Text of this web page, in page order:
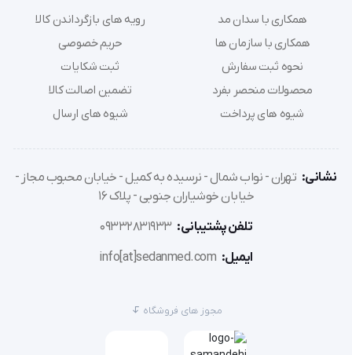
همکاری با سدان مد
همکاری با سازمان ها
نحوه ثبت سفارش
محصولات منحصر بفرد
شیوه های پرداخت
رویه های بازگرداندن کالا
حریم خصوصی
ثبت شکایات
تضمین اصالت کالا
شیوه های ارسال
نشانی: تهران - نواب شمال - نرسیده به کمیل - خیابان محبوب مجاز -
خیابان خوشیاران جنوبی - پلاک 16
تلفن پشتیبانی: 09332831933
ایمیل: info[at]sedanmed.com
مجوز های فروشگاه